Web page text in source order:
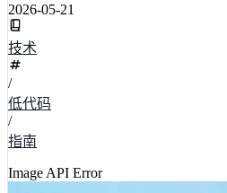
2026-05-21
技术
/
低代码
/
指南
Image API Error